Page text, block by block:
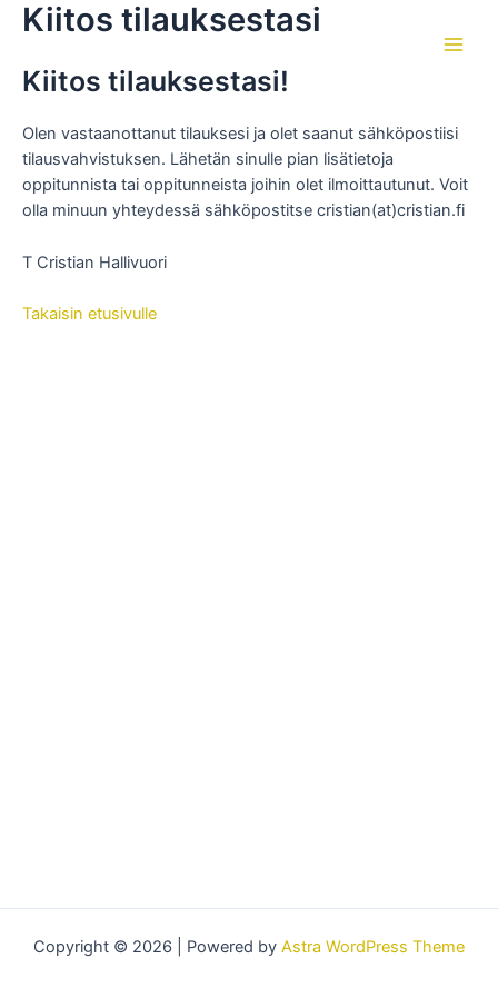
SkipKiitos tilauksestasi
Kiitos tilauksestasi!
Olen vastaanottanut tilauksesi ja olet saanut sähköpostiisi
tilausvahvistuksen. Lähetän sinulle pian lisätietoja
oppitunnista tai oppitunneista joihin olet ilmoittautunut. Voit
olla minuun yhteydessä sähköpostitse cristian(at)cristian.fi
T Cristian Hallivuori
Takaisin etusivulle
Copyright © 2026 | Powered by Astra WordPress Theme